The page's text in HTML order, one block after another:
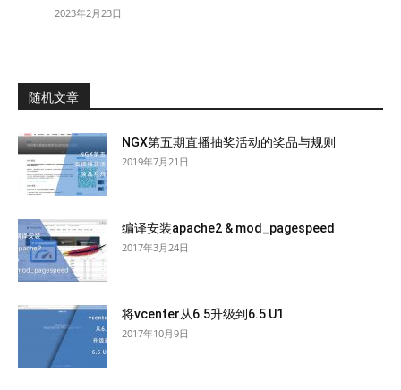
2023年2月23日
随机文章
NGX第五期直播抽奖活动的奖品与规则
2019年7月21日
编译安装apache2 & mod_pagespeed
2017年3月24日
将vcenter从6.5升级到6.5 U1
2017年10月9日